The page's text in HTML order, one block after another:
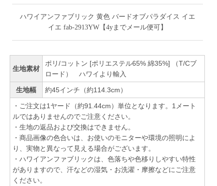
ハワイアンファブリック 黄色 バードオブパラダイス イエ
イエ fab-2913YW【4yまでメール便可】
生地素材
ポリ/コットン [ポリエステル65% 綿35%] （T/Cブ
ロード） ハワイより輸入
生地幅 約45インチ（約114.3cm）
・ご注文は1ヤード（約91.44cm）単位となります。1メート
ルではありませんのでご注意ください。
・生地の返品および交換はできません。
・商品画像の色合いは、お使いのモニターや環境の照明によ
り、実物と異なって見える場合がございます。
・ハワイアンファブリックは、色落ちや色移りしやすい特性
がありますので、汗などの湿気・お洗濯・摩擦などにご注意
ください。